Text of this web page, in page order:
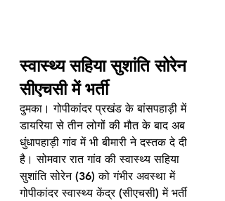
स्वास्थ्य सहिया सुशांति सोरेन
सीएचसी में भर्ती
दुमका। गोपीकांदर प्रखंड के बांसपहाड़ी में
डायरिया से तीन लोगों की मौत के बाद अब
धुंधापहाड़ी गांव में भी बीमारी ने दस्तक दे दी
है। सोमवार रात गांव की स्वास्थ्य सहिया
सुशांति सोरेन (36) को गंभीर अवस्था में
गोपीकांदर स्वास्थ्य केंद्र (सीएचसी) में भर्ती